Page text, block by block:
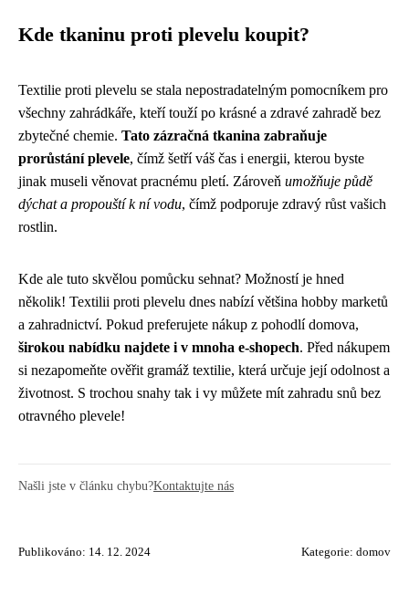
Kde tkaninu proti plevelu koupit?
Textilie proti plevelu se stala nepostradatelným pomocníkem pro
všechny zahrádkáře, kteří touží po krásné a zdravé zahradě bez
zbytečné chemie. Tato zázračná tkanina zabraňuje
prorůstání plevele, čímž šetří váš čas i energii, kterou byste
jinak museli věnovat pracnému pletí. Zároveň umožňuje půdě
dýchat a propouští k ní vodu, čímž podporuje zdravý růst vašich
rostlin.
Kde ale tuto skvělou pomůcku sehnat? Možností je hned
několik! Textilii proti plevelu dnes nabízí většina hobby marketů
a zahradnictví. Pokud preferujete nákup z pohodlí domova,
širokou nabídku najdete i v mnoha e-shopech. Před nákupem
si nezapomeňte ověřit gramáž textilie, která určuje její odolnost a
životnost. S trochou snahy tak i vy můžete mít zahradu snů bez
otravného plevele!
Našli jste v článku chybu?Kontaktujte nás
Publikováno: 14. 12. 2024 Kategorie: domov